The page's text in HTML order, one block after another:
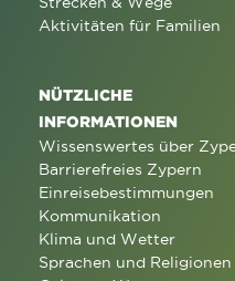
Aktivitäten für Familien
NÜTZLICHE
INFORMATIONEN
Wissenswertes über
Barrierefreies Zypern
Einreisebestimmungen
Kommunikation
Klima und Wetter
Sprachen und Religionen